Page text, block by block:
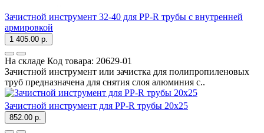
Зачистной инструмент 32-40 для PP-R трубы с внутренней
армировкой
1 405.00 р.
На складе Код товара: 20629-01
Зачистной инструмент или зачистка для полипропиленовых
труб предназначена для снятия слоя алюминия с..
Зачистной инструмент для PP-R трубы 20х25
852.00 р.